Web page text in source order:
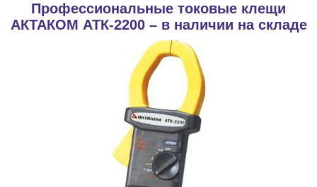
Профессиональные токовые клещи
АКТАКОМ АТК-2200 – в наличии на складе